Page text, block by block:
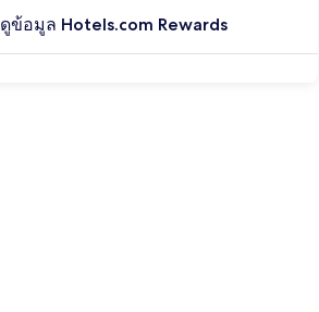
ดูข้อมูล Hotels.com Rewards